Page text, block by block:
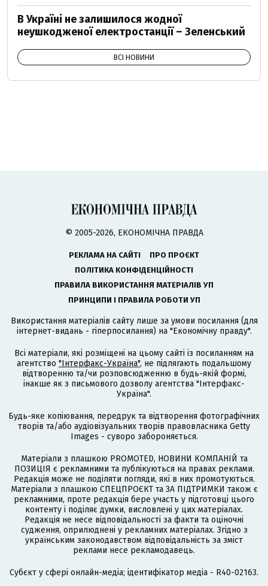
В Україні не залишилося жодної
неушкодженої електростанції – Зеленський
ВСІ НОВИНИ
© 2005-2026, ЕКОНОМІЧНА ПРАВДА
РЕКЛАМА НА САЙТІ
ПРО ПРОЄКТ
ПОЛІТИКА КОНФІДЕНЦІЙНОСТІ
ПРАВИЛА ВИКОРИСТАННЯ МАТЕРІАЛІВ УП
ПРИНЦИПИ І ПРАВИЛА РОБОТИ УП
Використання матеріалів сайту лише за умови посилання (для
інтернет-видань - гіперпосилання) на "Економічну правду".
Всі матеріали, які розміщені на цьому сайті із посиланням на
агентство "Інтерфакс-Україна", не підлягають подальшому
відтворенню та/чи розповсюдженню в будь-якій формі,
інакше як з письмового дозволу агентства "Інтерфакс-
Україна".
Будь-яке копіювання, передрук та відтворення фотографічних
творів та/або аудіовізуальних творів правовласника Getty
Images - суворо забороняється.
Матеріали з плашкою PROMOTED, НОВИНИ КОМПАНІЙ та
ПОЗИЦІЯ є рекламними та публікуються на правах реклами.
Редакція може не поділяти погляди, які в них промотуються.
Матеріали з плашкою СПЕЦПРОЄКТ та ЗА ПІДТРИМКИ також є
рекламними, проте редакція бере участь у підготовці цього
контенту і поділяє думки, висловлені у цих матеріалах.
Редакція не несе відповідальності за факти та оціночні
судження, оприлюднені у рекламних матеріалах. Згідно з
українським законодавством відповідальність за зміст
реклами несе рекламодавець.
Cубєкт у сфері онлайн-медіа; ідентифікатор медіа - R40-02163.